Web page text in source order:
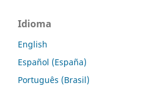
Idioma
English
Español (España)
Português (Brasil)